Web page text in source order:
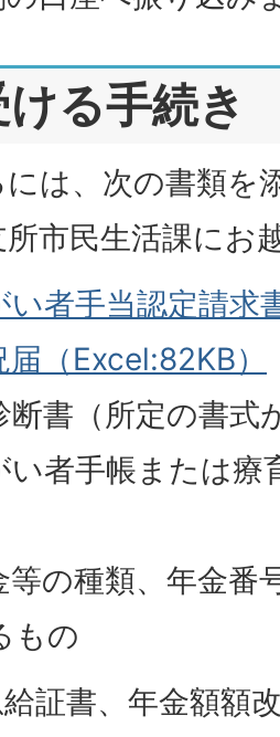
る手続き
は、次の書類を
所市民生活課にお
い者手当認定請求
（Excel:82KB）
断書（所定の書式
い者手帳または療
等の種類、年金番
もの
証書、年金額額